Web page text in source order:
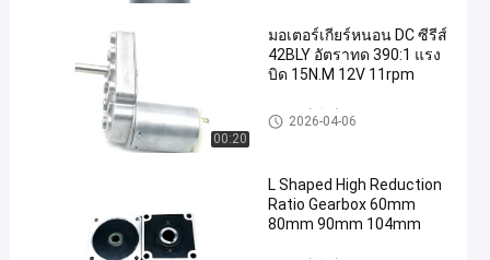
00:20
มอเตอร์เกียร์หนอน DC ซีรีส์
42BLY อัตราทด 390:1 แรง
บิด 15N.M 12V 11rpm
มอเตอร์เกียร์ DC Worm
2026-04-06
L Shaped High Reduction
Ratio Gearbox 60mm
80mm 90mm 104mm